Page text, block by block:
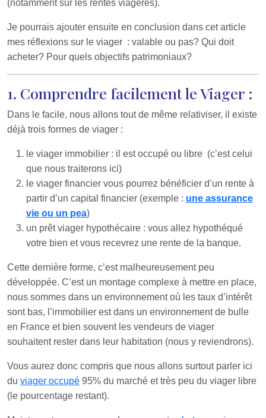
(notamment sur les rentes viagères).
Je pourrais ajouter ensuite en conclusion dans cet article
mes réflexions sur le viager : valable ou pas? Qui doit
acheter? Pour quels objectifs patrimoniaux?
1. Comprendre facilement le Viager :
Dans le facile, nous allons tout de même relativiser, il existe
déjà trois formes de viager :
le viager immobilier : il est occupé ou libre (c’est celui
que nous traiterons ici)
le viager financier vous pourrez bénéficier d’un rente à
partir d’un capital financier (exemple : une assurance
vie ou un pea)
un prêt viager hypothécaire : vous allez hypothéqué
votre bien et vous recevrez une rente de la banque.
Cette dernière forme, c’est malheureusement peu
développée. C’est un montage complexe à mettre en place,
nous sommes dans un environnement où les taux d’intérêt
sont bas, l’immobilier est dans un environnement de bulle
en France et bien souvent les vendeurs de viager
souhaitent rester dans leur habitation (nous y reviendrons).
Vous aurez donc compris que nous allons surtout parler ici
du viager occupé 95% du marché et très peu du viager libre
(le pourcentage restant).